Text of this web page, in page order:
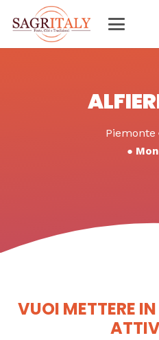
Piemonte
●
VUOI METTERE